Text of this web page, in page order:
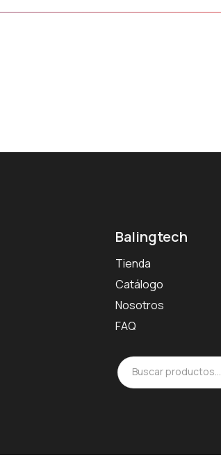
Balingtech
Tienda
Catálogo
Nosotros
FAQ
de
productos
Buscar productos...